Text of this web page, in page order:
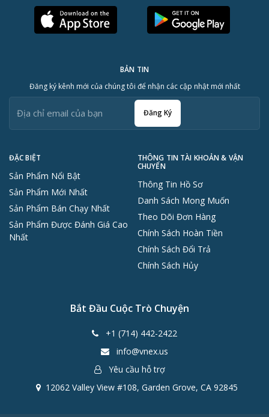
ĐẶC BIỆT
Sản Phẩm Nổi Bật
Sản Phẩm Mới Nhất
Sản Phẩm Bán Chạy Nhất
Sản Phẩm Được Đánh Giá Cao
Nhất
THÔNG TIN TÀI KHOẢN & VẬN
CHUYỂN
Thông Tin Hồ Sơ
Danh Sách Mong Muốn
Theo Dõi Đơn Hàng
Chính Sách Hoàn Tiền
Chính Sách Đổi Trả
Chính Sách Hủy
BẢN TIN
Đăng ký kênh mới của chúng tôi để nhận các cập nhật mới nhất
Đăng Ký
Bắt Đầu Cuộc Trò Chuyện
+1 (714) 442-2422
info@vnex.us
Yêu cầu hỗ trợ
12062 Valley View #108, Garden Grove, CA 92845